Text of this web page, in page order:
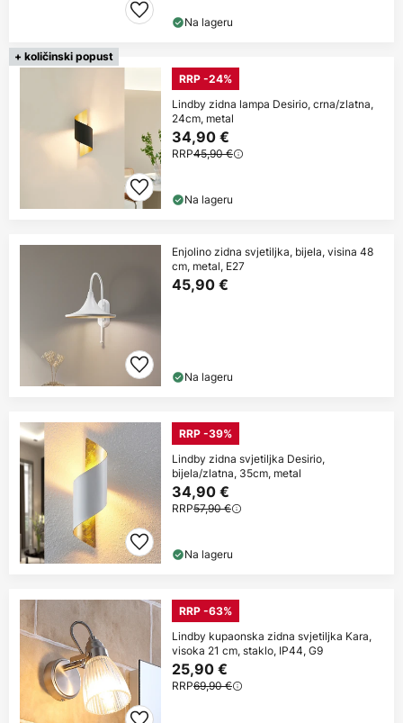
Na lageru
+ količinski popust
RRP -24%
Lindby zidna lampa Desirio, crna/zlatna,
24cm, metal
34,90 €
RRP45,90 €
Na lageru
Enjolino zidna svjetiljka, bijela, visina 48
cm, metal, E27
45,90 €
Na lageru
RRP -39%
Lindby zidna svjetiljka Desirio,
bijela/zlatna, 35cm, metal
34,90 €
RRP57,90 €
Na lageru
RRP -63%
Lindby kupaonska zidna svjetiljka Kara,
visoka 21 cm, staklo, IP44, G9
25,90 €
RRP69,90 €